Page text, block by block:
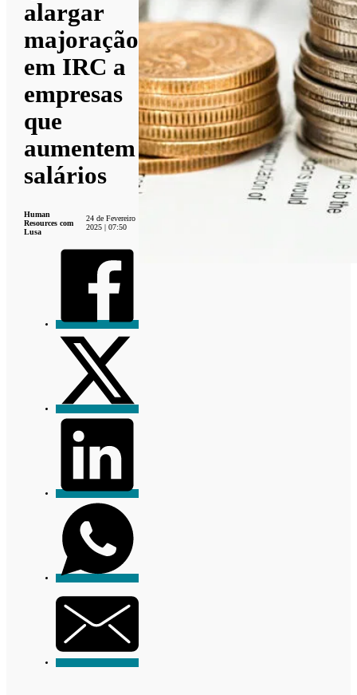
alargar
majoração
em IRC a
empresas
que
aumentem
salários
Human
Resources com
Lusa
24 de Fevereiro
2025 | 07:50